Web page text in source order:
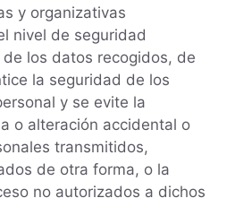
y organizativas
nivel de seguridad
los datos recogidos, de
la seguridad de los
y se evite la
o alteración accidental o
transmitidos,
de otra forma, o la
no autorizados a dichos